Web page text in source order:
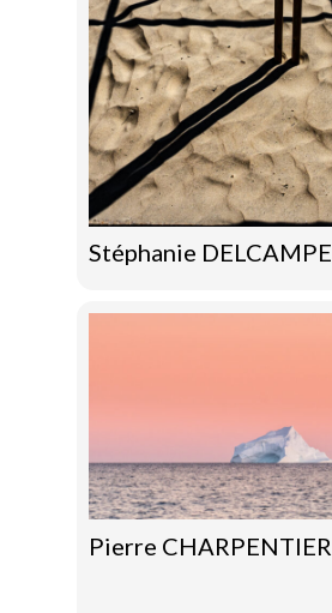
Stéphanie DELCAMPE
Pierre CHARPENTIER